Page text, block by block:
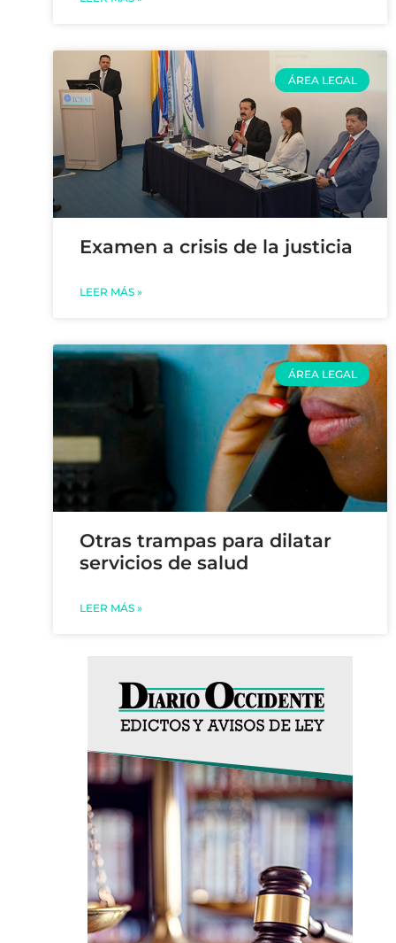
ÁREA LEGAL
Examen a crisis de la justicia
LEER MÁS »
ÁREA LEGAL
Otras trampas para dilatar
servicios de salud
LEER MÁS »